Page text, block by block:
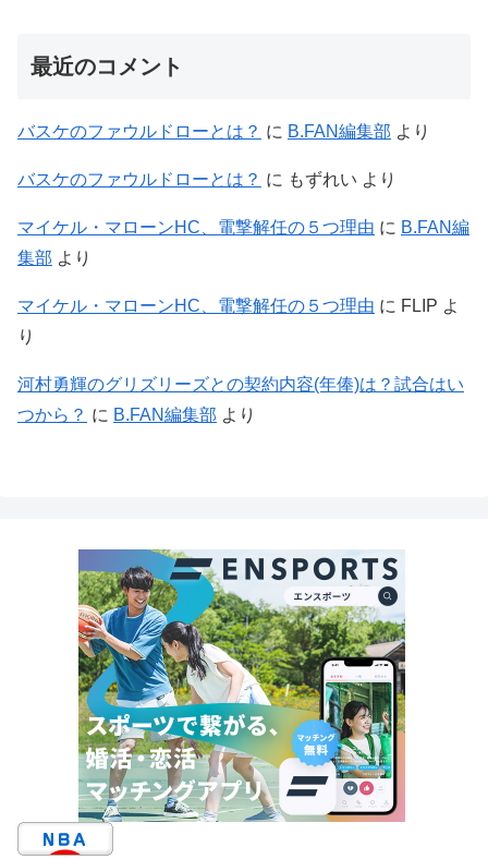
最近のコメント
バスケのファウルドローとは？ に B.FAN編集部 より
バスケのファウルドローとは？ に もずれい より
マイケル・マローンHC、電撃解任の５つ理由 に B.FAN編
集部 より
マイケル・マローンHC、電撃解任の５つ理由 に FLIP よ
り
河村勇輝のグリズリーズとの契約内容(年俸)は？試合はい
つから？ に B.FAN編集部 より